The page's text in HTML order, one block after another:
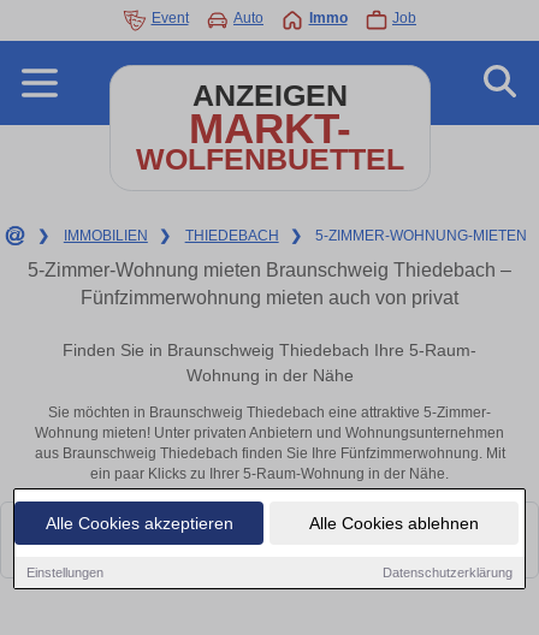
Alle Cookies akzeptieren Alle Cookies ablehnen
Einstellungen Datenschutzerklärung
Event Auto Immo Job
ANZEIGEN
MARKT-
WOLFENBUETTEL
❯ IMMOBILIEN ❯ THIEDEBACH ❯ 5-ZIMMER-WOHNUNG-MIETEN
5-Zimmer-Wohnung mieten Braunschweig Thiedebach –
Fünfzimmerwohnung mieten auch von privat
Finden Sie in Braunschweig Thiedebach Ihre 5-Raum-
Wohnung in der Nähe
Sie möchten in Braunschweig Thiedebach eine attraktive 5-Zimmer-
Wohnung mieten! Unter privaten Anbietern und Wohnungsunternehmen
aus Braunschweig Thiedebach finden Sie Ihre Fünfzimmerwohnung. Mit
ein paar Klicks zu Ihrer 5-Raum-Wohnung in der Nähe.
Leider konnten wir derzeit keine passenden Objekte finden. Schauen Sie
bald wieder vorbei!